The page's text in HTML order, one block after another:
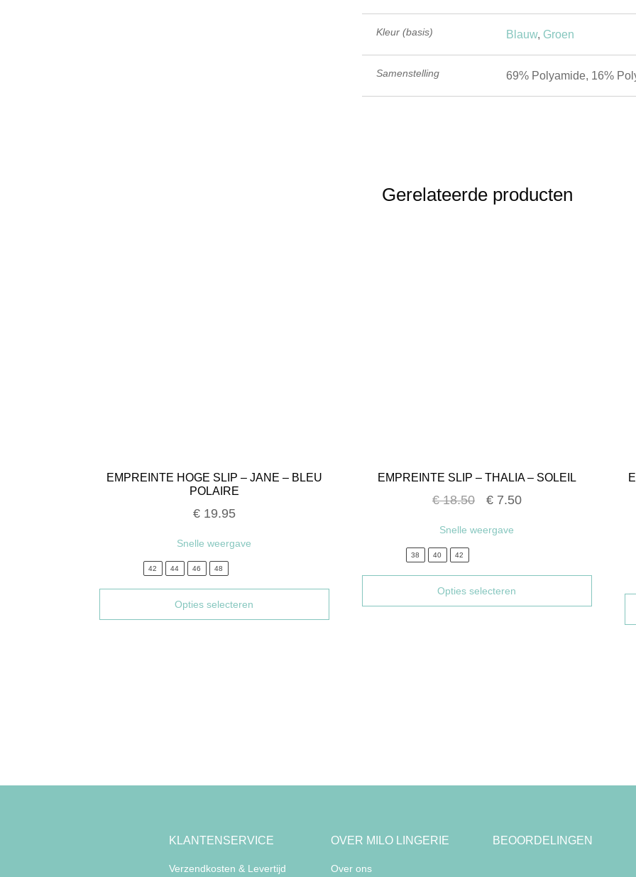
Kleur (basis) Blauw, Groen
Samenstelling 69% Polyamide, 16%
Gerelateerde producten
EMPREINTE HOGE SLIP – JANE – BLEU
POLAIRE
€19.95
Opties selecteren
Snelle weergave
42 44 46 48
EMPREINTE SLIP – THALIA – SOLEIL
€18.50 € 7.50
Opties selecteren
Snelle weergave
38 40 42
KLANTENSERVICE
Verzendkosten & Levertijd
OVER MILO LINGERIE
Over ons
BEOORDELINGEN